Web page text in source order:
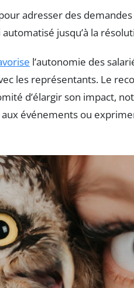
adresser des
jusqu’à la
l’autonomie des
les représentants. Le
d’élargir son impact,
événements ou